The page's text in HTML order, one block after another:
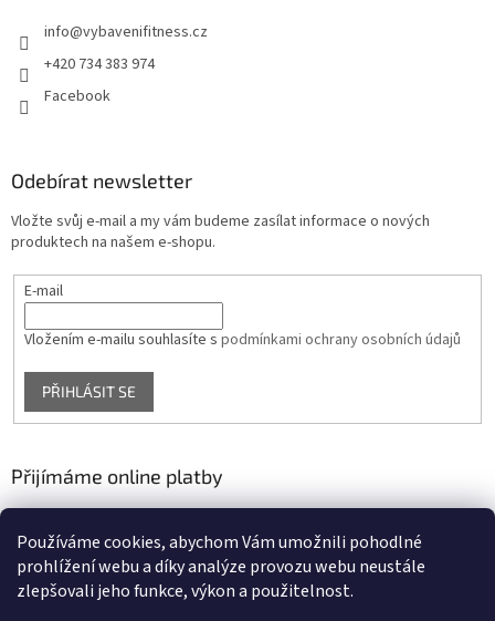
Používáme cookies, abychom Vám umožnili pohodlné
prohlížení webu a díky analýze provozu webu neustále
zlepšovali jeho funkce, výkon a použitelnost.
info@vybavenifitness.cz
+420 734 383 974
Facebook
Odebírat newsletter
Vložte svůj e-mail a my vám budeme zasílat informace o nových
produktech na našem e-shopu.
E-mail
Vložením e-mailu souhlasíte s podmínkami ochrany osobních údajů
PŘIHLÁSIT SE
Přijímáme online platby